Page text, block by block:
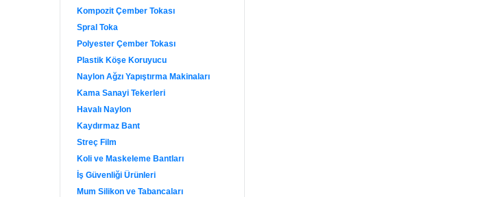
Kompozit Çember Tokası
Spral Toka
Polyester Çember Tokası
Plastik Köşe Koruyucu
Naylon Ağzı Yapıştırma Makinaları
Kama Sanayi Tekerleri
Havalı Naylon
Kaydırmaz Bant
Streç Film
Koli ve Maskeleme Bantları
İş Güvenliği Ürünleri
Mum Silikon ve Tabancaları